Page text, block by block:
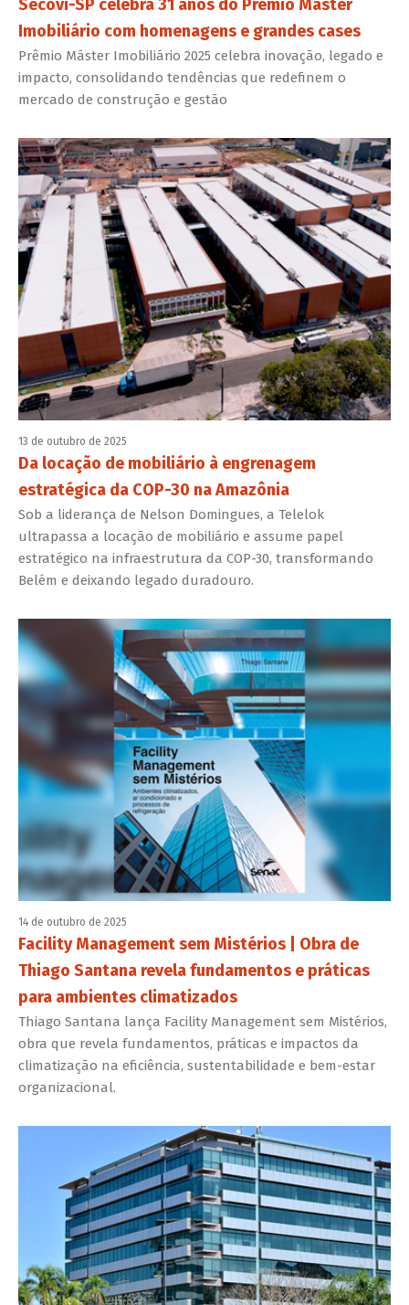
Secovi-SP celebra 31 anos do Prêmio Máster
Imobiliário com homenagens e grandes cases
Prêmio Máster Imobiliário 2025 celebra inovação, legado e
impacto, consolidando tendências que redefinem o
mercado de construção e gestão
13 de outubro de 2025
Da locação de mobiliário à engrenagem
estratégica da COP-30 na Amazônia
Sob a liderança de Nelson Domingues, a Telelok
ultrapassa a locação de mobiliário e assume papel
estratégico na infraestrutura da COP-30, transformando
Belém e deixando legado duradouro.
14 de outubro de 2025
Facility Management sem Mistérios | Obra de
Thiago Santana revela fundamentos e práticas
para ambientes climatizados
Thiago Santana lança Facility Management sem Mistérios,
obra que revela fundamentos, práticas e impactos da
climatização na eficiência, sustentabilidade e bem-estar
organizacional.